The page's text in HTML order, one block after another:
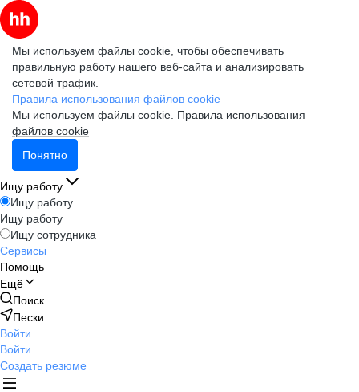
Мы используем файлы cookie, чтобы обеспечивать
правильную работу нашего веб-сайта и анализировать
сетевой трафик.
Правила использования файлов cookie
Мы используем файлы cookie. Правила использования
файлов cookie
Понятно
Ищу работу
Ищу работу
Ищу работу
Ищу сотрудника
Сервисы
Помощь
Ещё
Поиск
Пески
Войти
Войти
Создать резюме